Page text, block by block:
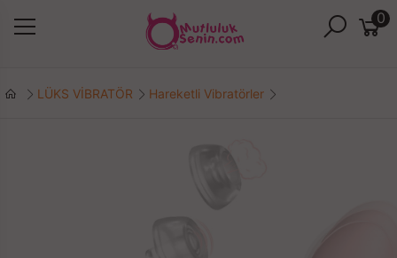
0
LÜKS VİBRATÖR Hareketli Vibratörler